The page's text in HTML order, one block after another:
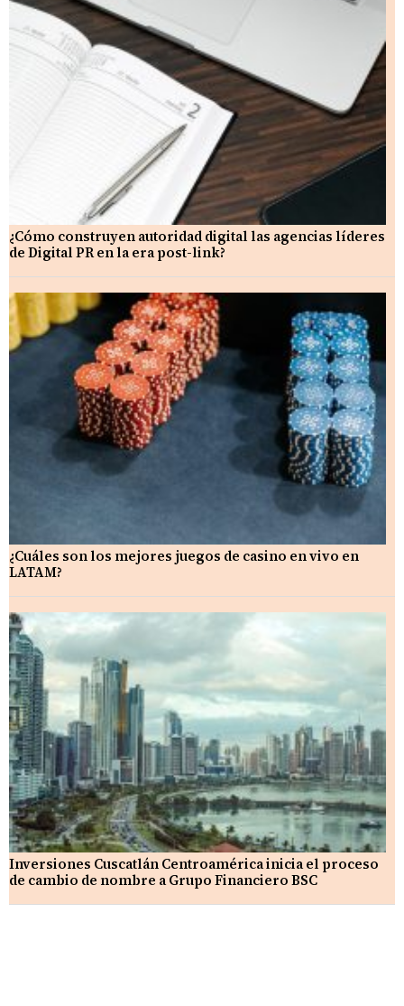
¿Cómo construyen autoridad digital las agencias líderes
de Digital PR en la era post-link?
¿Cuáles son los mejores juegos de casino en vivo en
LATAM?
Inversiones Cuscatlán Centroamérica inicia el proceso
de cambio de nombre a Grupo Financiero BSC